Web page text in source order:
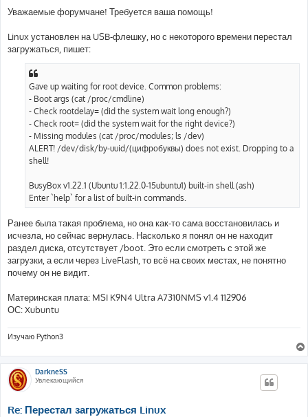
о
б
е
н
и
Уважаемые форумчане! Требуется ваша помощь!
Linux установлен на USB-флешку, но с некоторого времени перестал
загружаться, пишет:
Gave up waiting for root device. Common problems:
- Boot args (cat /proc/cmdline)
- Check rootdelay= (did the system wait long enough?)
- Check root= (did the system wait for the right device?)
- Missing modules (cat /proc/modules; ls /dev)
ALERT! /dev/disk/by-uuid/(цифробуквы) does not exist. Dropping to a
shell!
BusyBox v1.22.1 (Ubuntu 1:1.22.0-15ubuntu1) built-in shell (ash)
Enter `help` for a list of built-in commands.
Ранее была такая проблема, но она как-то сама восстановилась и
исчезла, но сейчас вернулась. Насколько я понял он не находит
раздел диска, отсутствует /boot. Это если смотреть с этой же
загрузки, а если через LiveFlash, то всё на своих местах, не понятно
почему он не видит.
Материнская плата: MSI K9N4 Ultra A7310NMS v1.4 112906
ОС: Xubuntu
Изучаю Python3
DarkneSS
Увлекающийся
Re: Перестал загружаться Linux